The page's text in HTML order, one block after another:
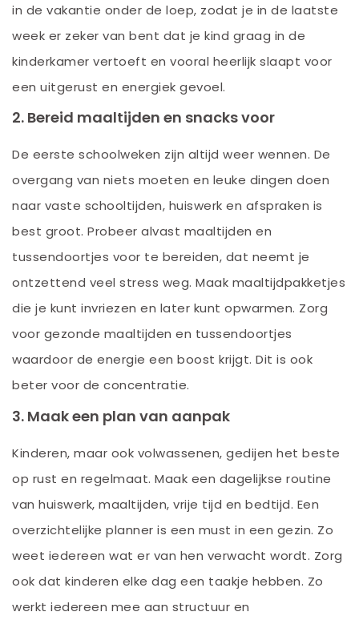
in de vakantie onder de loep, zodat je in de laatste
week er zeker van bent dat je kind graag in de
kinderkamer vertoeft en vooral heerlijk slaapt voor
een uitgerust en energiek gevoel.
2. Bereid maaltijden en snacks voor
De eerste schoolweken zijn altijd weer wennen. De
overgang van niets moeten en leuke dingen doen
naar vaste schooltijden, huiswerk en afspraken is
best groot. Probeer alvast maaltijden en
tussendoortjes voor te bereiden, dat neemt je
ontzettend veel stress weg. Maak maaltijdpakketjes
die je kunt invriezen en later kunt opwarmen. Zorg
voor gezonde maaltijden en tussendoortjes
waardoor de energie een boost krijgt. Dit is ook
beter voor de concentratie.
3. Maak een plan van aanpak
Kinderen, maar ook volwassenen, gedijen het beste
op rust en regelmaat. Maak een dagelijkse routine
van huiswerk, maaltijden, vrije tijd en bedtijd. Een
overzichtelijke planner is een must in een gezin. Zo
weet iedereen wat er van hen verwacht wordt. Zorg
ook dat kinderen elke dag een taakje hebben. Zo
werkt iedereen mee aan structuur en